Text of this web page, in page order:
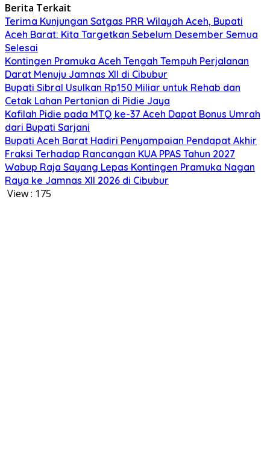
Berita Terkait
Terima Kunjungan Satgas PRR Wilayah Aceh, Bupati
Aceh Barat: Kita Targetkan Sebelum Desember Semua
Selesai
Kontingen Pramuka Aceh Tengah Tempuh Perjalanan
Darat Menuju Jamnas XII di Cibubur
Bupati Sibral Usulkan Rp150 Miliar untuk Rehab dan
Cetak Lahan Pertanian di Pidie Jaya
Kafilah Pidie pada MTQ ke-37 Aceh Dapat Bonus Umrah
dari Bupati Sarjani
Bupati Aceh Barat Hadiri Penyampaian Pendapat Akhir
Fraksi Terhadap Rancangan KUA PPAS Tahun 2027
Wabup Raja Sayang Lepas Kontingen Pramuka Nagan
Raya ke Jamnas XII 2026 di Cibubur
View : 175